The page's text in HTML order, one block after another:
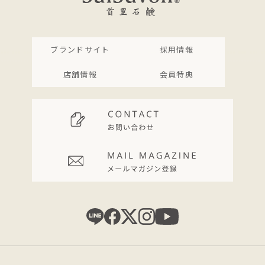
ブランドサイト 採用情報
店舗情報 会員特典